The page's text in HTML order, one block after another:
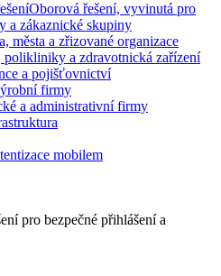
Oborová řešení, vyvinutá pro
a zákaznické skupiny
města a zřizované organizace
polikliniky a zdravotnická zařízení
a pojišťovnictví
firmy
a administrativní firmy
mobilem
pro bezpečné přihlášení a